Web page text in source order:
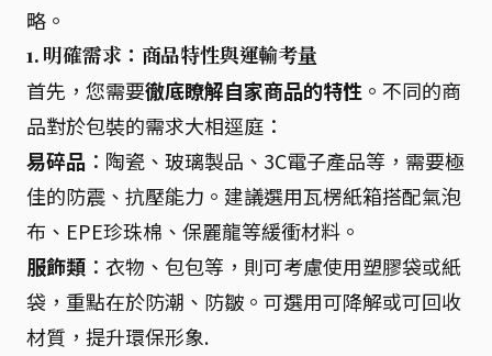
略。
1. 明確需求：商品特性與運輸考量
首先，您需要徹底瞭解自家商品的特性 。不同的商
品對於包裝的需求大相逕庭：
易碎品 ：陶瓷、玻璃製品、3C電子產品等，需要極
佳的防震、抗壓能力。建議選用瓦楞紙箱搭配氣泡
布、EPE珍珠棉、保麗龍等緩衝材料。
服飾類 ：衣物、包包等，則可考慮使用塑膠袋或紙
袋，重點在於防潮、防皺。可選用可降解或可回收
材質，提升環保形象.